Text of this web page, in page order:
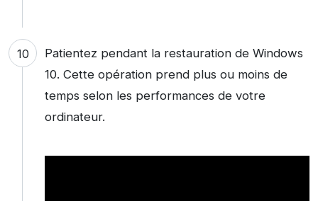
Patientez pendant la restauration de Windows
10. Cette opération prend plus ou moins de
temps selon les performances de votre
ordinateur.